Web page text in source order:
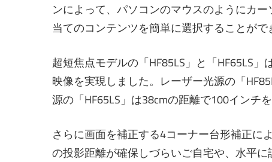
ンによって、パソコンのマウスのようにカ
当てのコンテンツを簡単に選択することがで
超短焦点モデルの「HF85LS」と「HF65LS
映像を実現しました。レーザー光源の「
源の「HF65LS」は38cmの距離で100インチを
さらに画面を補正する4コーナー台形補正に
の投影距離が確保しづらいご自宅や、水平